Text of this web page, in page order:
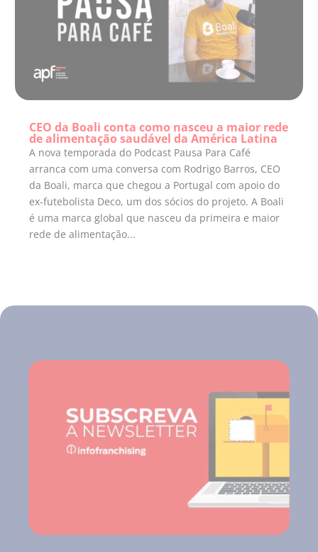
CEO da Boali conta como nasceu a maior rede
de alimentação saudável da América Latina
A nova temporada do Podcast Pausa Para Café
arranca com uma conversa com Rodrigo Barros, CEO
da Boali, marca que chegou a Portugal com apoio do
ex-futebolista Deco, um dos sócios do projeto. A Boali
é uma marca global que nasceu da primeira e maior
rede de alimentação...